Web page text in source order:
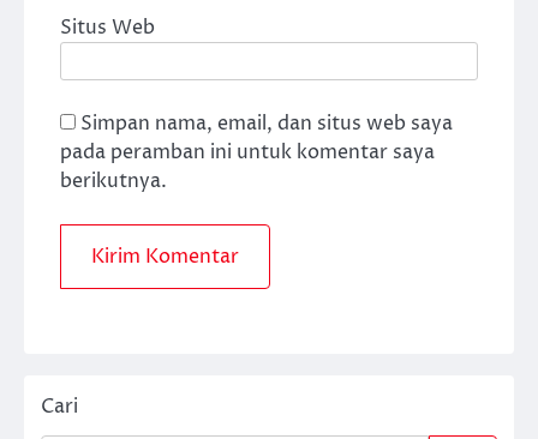
Situs Web
Simpan nama, email, dan situs web saya
pada peramban ini untuk komentar saya
berikutnya.
Cari